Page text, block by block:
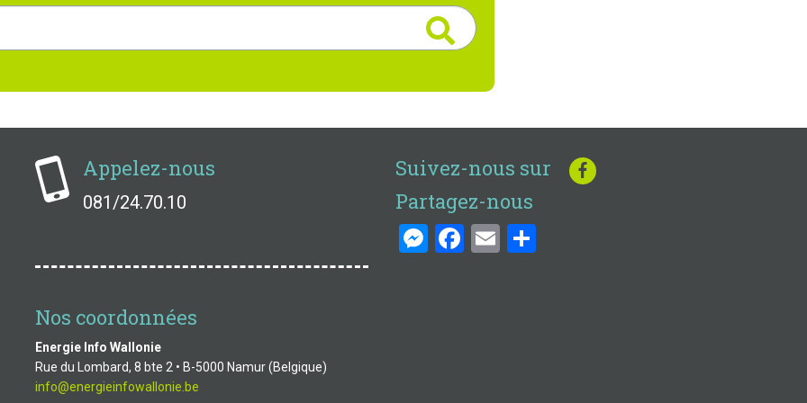
Appelez-nous
081/24.70.10
Nos coordonnées
Energie Info Wallonie
Rue du Lombard, 8 bte 2 • B-5000 Namur (Belgique)
info@energieinfowallonie.be
Suivez-nous sur
Partagez-nous
Messenger
Facebook
EmailShare